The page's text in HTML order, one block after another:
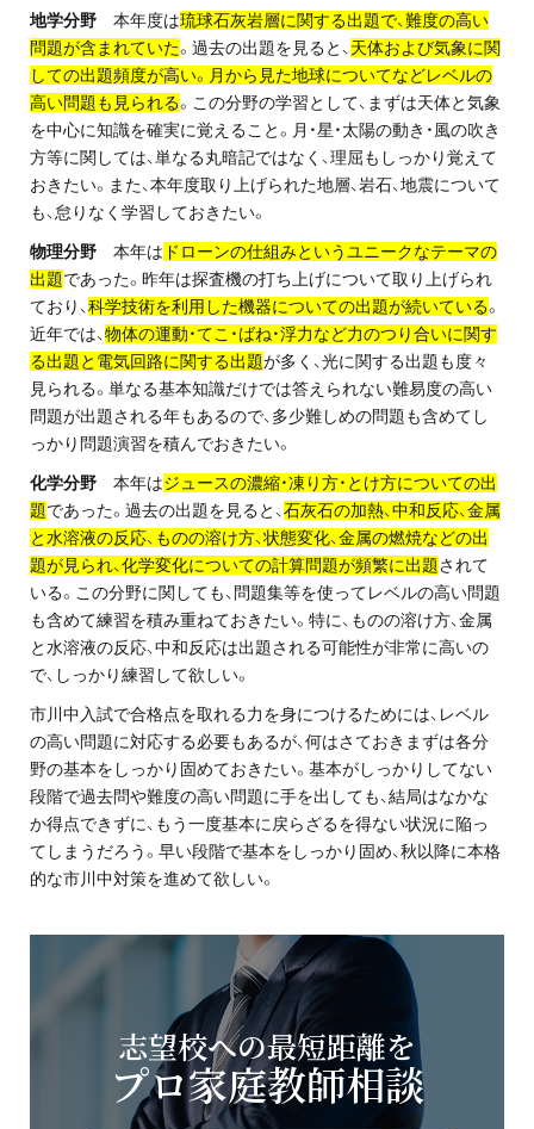
プロ教師が届ける
公式LINE＠
0120-11-3967
受付:9:30～21:30(定休:日曜・祝日)
お問い合わせ・資料請求
無料体験授業とは
地学分野 本年度は琉球石灰岩層に関する出題で、難度の高い
問題が含まれていた。過去の出題を見ると、 天体および気象に関
しての出題頻度が高い。月から見た地球についてなどレベルの
高い問題も見られる。この分野の学習として、まずは天体と気象
を中心に知識を確実に覚えること。月・星・太陽の動き・風の吹き
方等に関しては、単なる丸暗記ではなく、理屈もしっかり覚えて
おきたい。また、本年度取り上げられた地層、岩石、地震について
も、怠りなく学習しておきたい。
物理分野 本年は ドローンの仕組みというユニークなテーマの
出題であった。昨年は探査機の打ち上げについて取り上げられ
ており、科学技術を利用した機器についての出題が続いている。
近年では、物体の運動・てこ・ばね・浮力など力のつり合いに関す
る出題と電気回路に関する出題が多く、光に関する出題も度々
見られる。単なる基本知識だけでは答えられない難易度の高い
問題が出題される年もあるので、多少難しめの問題も含めてし
っかり問題演習を積んでおきたい。
化学分野 本年はジュースの濃縮・凍り方・とけ方についての出
題であった。過去の出題を見ると、石灰石の加熱、中和反応、金属
と水溶液の反応、ものの溶け方、状態変化、金属の燃焼などの出
題が見られ、化学変化についての計算問題が頻繁に出題されて
いる。この分野に関しても、問題集等を使ってレベルの高い問題
も含めて練習を積み重ねておきたい。特に、ものの溶け方、金属
と水溶液の反応、中和反応は出題される可能性が非常に高いの
で、しっかり練習して欲しい。
市川中入試で合格点を取れる力を身につけるためには、レベル
の高い問題に対応する必要もあるが、何はさておきまずは各分
野の基本をしっかり固めておきたい。基本がしっかりしてない
段階で過去問や難度の高い問題に手を出しても、結局はなかな
か得点できずに、もう一度基本に戻らざるを得ない状況に陥っ
てしまうだろう。早い段階で基本をしっかり固め、秋以降に本格
的な市川中対策を進めて欲しい。
志望校への最短距離を
プロ家庭教師相談